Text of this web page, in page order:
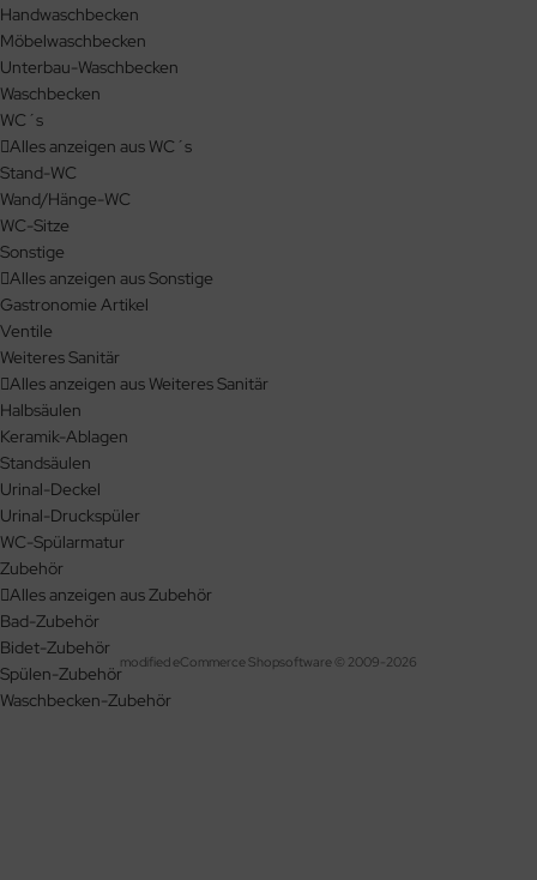
Handwaschbecken
Möbelwaschbecken
Unterbau-Waschbecken
Waschbecken
WC´s
Alles anzeigen aus WC´s
Stand-WC
Wand/Hänge-WC
WC-Sitze
Sonstige
Alles anzeigen aus Sonstige
Gastronomie Artikel
Ventile
Weiteres Sanitär
Alles anzeigen aus Weiteres Sanitär
Halbsäulen
Keramik-Ablagen
Standsäulen
Urinal-Deckel
Urinal-Druckspüler
WC-Spülarmatur
Zubehör
Alles anzeigen aus Zubehör
Bad-Zubehör
Bidet-Zubehör
Spülen-Zubehör
Waschbecken-Zubehör
mod ified eCommerce Shopsoftware © 2009-2026